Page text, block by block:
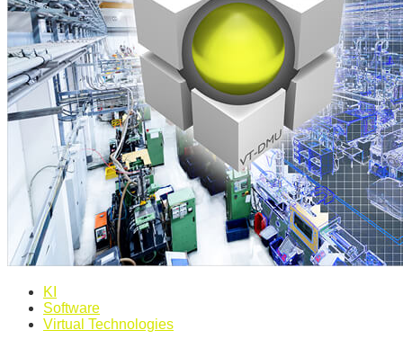
KI
Software
Virtual Technologies